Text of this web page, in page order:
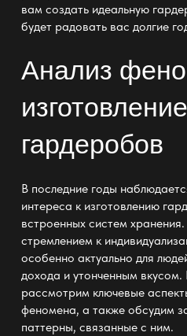
вам создать идеальную
будет радовать вас долгие
Анализ
изготовление
гардеробов
В последние годы
интереса к изготовлению
встроенных систем
стремлением к
особенно актуально для
дохода и утонченным
рассмотрим ключевые
феномена, а также обсудим
паттерны, связанные с ним.